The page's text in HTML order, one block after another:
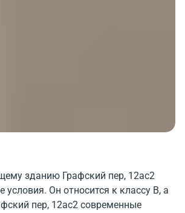
зданию Графский пер, 12ас2
Он относится к классу B, а
пер, 12ас2 современные